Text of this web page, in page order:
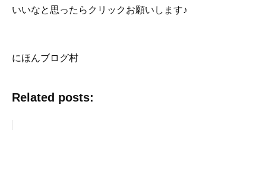
いいなと思ったらクリックお願いします♪
にほんブログ村
Related posts: